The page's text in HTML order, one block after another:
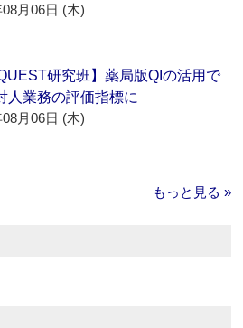
08月06日 (木)
QUEST研究班】薬局版QIの活用で
人業務の評価指標に
08月06日 (木)
もっと見る »